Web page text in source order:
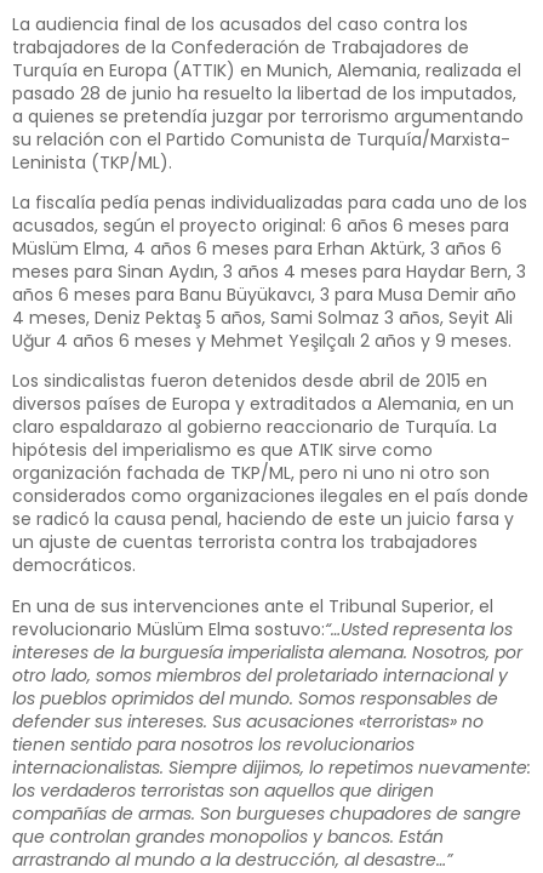
La audiencia final de los acusados del caso contra los
trabajadores de la Confederación de Trabajadores de
Turquía en Europa (ATTIK) en Munich, Alemania, realizada el
pasado 28 de junio ha resuelto la libertad de los imputados,
a quienes se pretendía juzgar por terrorismo argumentando
su relación con el Partido Comunista de Turquía/Marxista-
Leninista (TKP/ML).
La fiscalía pedía penas individualizadas para cada uno de los
acusados, según el proyecto original: 6 años 6 meses para
Müslüm Elma, 4 años 6 meses para Erhan Aktürk, 3 años 6
meses para Sinan Aydın, 3 años 4 meses para Haydar Bern, 3
años 6 meses para Banu Büyükavcı, 3 para Musa Demir año
4 meses, Deniz Pektaş 5 años, Sami Solmaz 3 años, Seyit Ali
Uğur 4 años 6 meses y Mehmet Yeşilçalı 2 años y 9 meses.
Los sindicalistas fueron detenidos desde abril de 2015 en
diversos países de Europa y extraditados a Alemania, en un
claro espaldarazo al gobierno reaccionario de Turquía. La
hipótesis del imperialismo es que ATIK sirve como
organización fachada de TKP/ML, pero ni uno ni otro son
considerados como organizaciones ilegales en el país donde
se radicó la causa penal, haciendo de este un juicio farsa y
un ajuste de cuentas terrorista contra los trabajadores
democráticos.
En una de sus intervenciones ante el Tribunal Superior, el
revolucionario Müslüm Elma sostuvo:“…Usted representa los
intereses de la burguesía imperialista alemana. Nosotros, por
otro lado, somos miembros del proletariado internacional y
los pueblos oprimidos del mundo. Somos responsables de
defender sus intereses. Sus acusaciones «terroristas» no
tienen sentido para nosotros los revolucionarios
internacionalistas. Siempre dijimos, lo repetimos nuevamente:
los verdaderos terroristas son aquellos que dirigen
compañías de armas. Son burgueses chupadores de sangre
que controlan grandes monopolios y bancos. Están
arrastrando al mundo a la destrucción, al desastre…”